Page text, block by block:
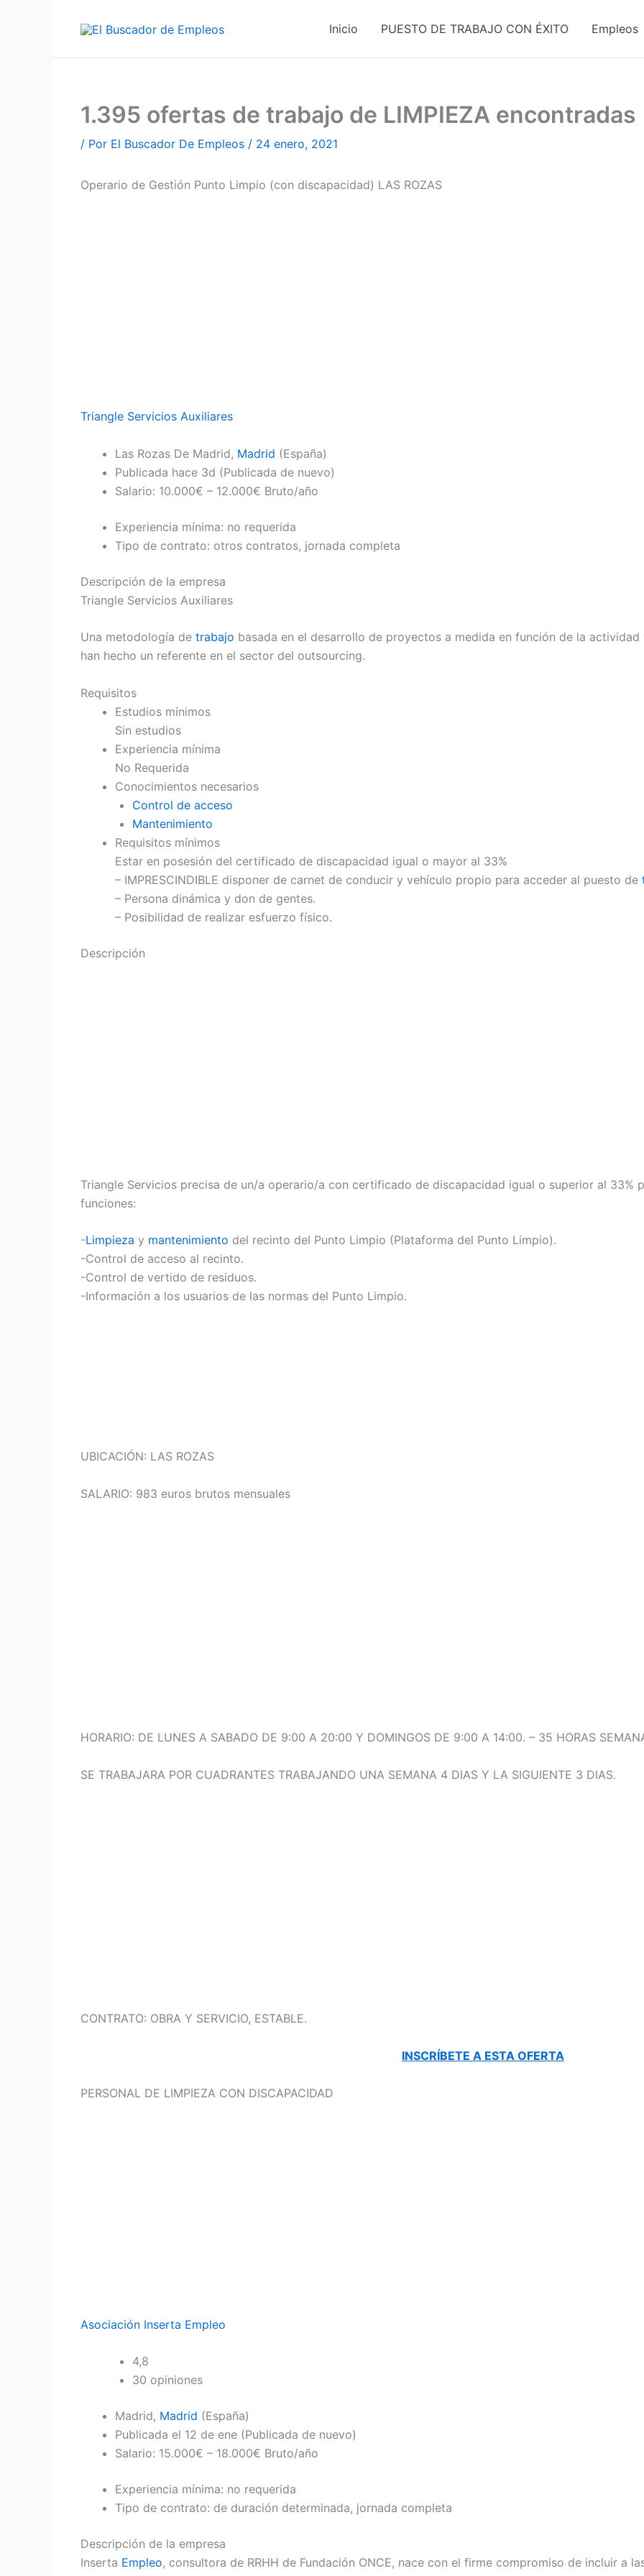
Inicio PUESTO DE TRABAJO CON ÉXITO Empleos
1.395 ofertas de trabajo de LIMPIEZA encontradas
/ Por El Buscador De Empleos / 24 enero, 2021
Operario de Gestión Punto Limpio (con discapacidad) LAS ROZAS
Triangle Servicios Auxiliares
Las Rozas De Madrid, Madrid (España)
Publicada hace 3d (Publicada de nuevo)
Salario: 10.000€ – 12.000€ Bruto/año
Experiencia mínima: no requerida
Tipo de contrato: otros contratos, jornada completa
Descripción de la empresa
Triangle Servicios Auxiliares
Una metodología de trabajo basada en el desarrollo de proyectos a medida en función de la
han hecho un referente en el sector del outsourcing.
Requisitos
Estudios mínimos
Sin estudios
Experiencia mínima
No Requerida
Conocimientos necesarios
Control de acceso
Mantenimiento
Requisitos mínimos
Estar en posesión del certificado de discapacidad igual o mayor al 33%
– IMPRESCINDIBLE disponer de carnet de conducir y vehículo propio para acceder al puesto de
– Persona dinámica y don de gentes.
– Posibilidad de realizar esfuerzo físico.
Descripción
Triangle Servicios precisa de un/a operario/a con certificado de discapacidad igual o superior al 33%
funciones:
-Limpieza y mantenimiento del recinto del Punto Limpio (Plataforma del Punto Limpio).
-Control de acceso al recinto.
-Control de vertido de residuos.
-Información a los usuarios de las normas del Punto Limpio.
UBICACIÓN: LAS ROZAS
SALARIO: 983 euros brutos mensuales
HORARIO: DE LUNES A SABADO DE 9:00 A 20:00 Y DOMINGOS DE 9:00 A 14:00. – 35 HORAS
SE TRABAJARA POR CUADRANTES TRABAJANDO UNA SEMANA 4 DIAS Y LA SIGUIENTE 3 DIAS.
CONTRATO: OBRA Y SERVICIO, ESTABLE.
INSCRÍBETE A ESTA OFERTA
PERSONAL DE LIMPIEZA CON DISCAPACIDAD
Asociación Inserta Empleo
4,8
30 opiniones
Madrid, Madrid (España)
Publicada el 12 de ene (Publicada de nuevo)
Salario: 15.000€ – 18.000€ Bruto/año
Experiencia mínima: no requerida
Tipo de contrato: de duración determinada, jornada completa
Descripción de la empresa
Inserta Empleo, consultora de RRHH de Fundación ONCE, nace con el firme compromiso de incluir a